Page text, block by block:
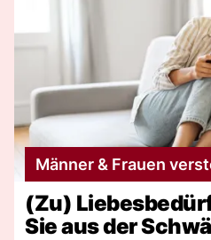
Männer & Frauen
(Zu)
Sie aus der